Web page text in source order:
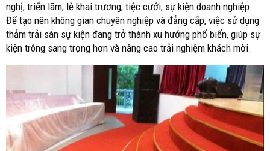
nghị, triển lãm, lễ khai trương, tiệc cưới, sự kiện doanh nghiệp...
Để tạo nên không gian chuyên nghiệp và đẳng cấp, việc sử dụng
thảm trải sàn sự kiện đang trở thành xu hướng phổ biến, giúp sự
kiện trông sang trọng hơn và nâng cao trải nghiệm khách mời.